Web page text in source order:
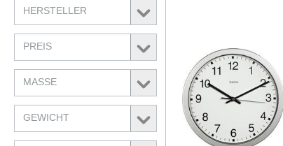
HERSTELLER
PREIS
MASSE
GEWICHT